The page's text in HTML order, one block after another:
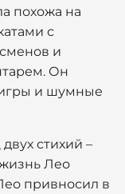
похожа на
с
и
Он
и шумные
стихий –
Лео
привносил в